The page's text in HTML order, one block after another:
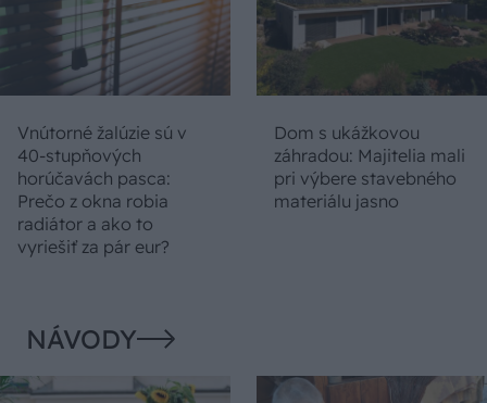
Vnútorné žalúzie sú v
40-stupňových
horúčavách pasca:
Prečo z okna robia
radiátor a ako to
vyriešiť za pár eur?
Dom s ukážkovou
záhradou: Majitelia mali
pri výbere stavebného
materiálu jasno
NÁVODY